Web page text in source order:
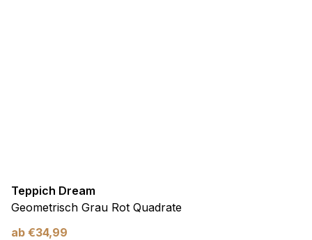
Teppich Dream
Geometrisch Grau Rot Quadrate
ab €34,99